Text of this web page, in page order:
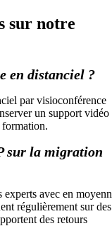
sur notre
en distanciel ?
par visioconférence
un support vidéo
sur la migration
avec en
régulièrement sur des
des retours